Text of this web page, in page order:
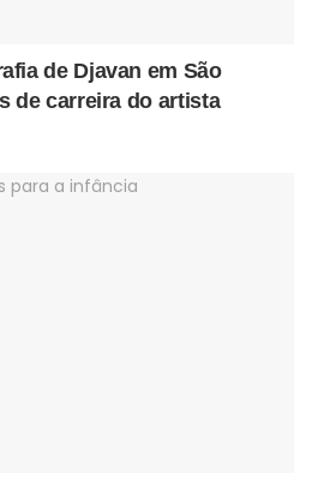
de Djavan em São
de carreira do artista